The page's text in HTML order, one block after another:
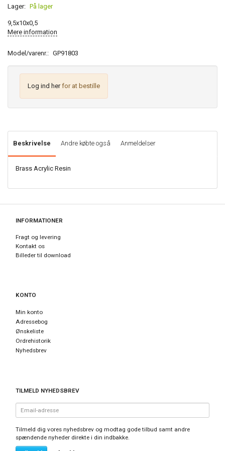
Lager: På lager
9,5x10x0,5
Mere information
Model/varenr.: GP91803
Log ind herfor at bestille
Beskrivelse Andre købte også Anmeldelser
Brass Acrylic Resin
INFORMATIONER
Fragt og levering
Kontakt os
Billeder til download
KONTO
Min konto
Adressebog
Ønskeliste
Ordrehistorik
Nyhedsbrev
TILMELD NYHEDSBREV
adresse
Tilmeld dig vores nyhedsbrev og modtag gode tilbud samt andre
spændende nyheder direkte i din indbakke.